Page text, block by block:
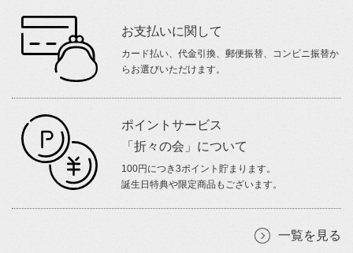
お支払いに関して
カード払い、代金引換、郵便振替、コンビニ振替か
らお選びいただけます。
ポイントサービス
「折々の会」について
100円につき3ポイント貯まります。
誕生日特典や限定商品もございます。
一覧を見る